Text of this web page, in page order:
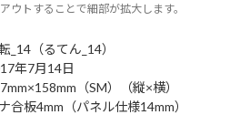
ウトすることで細部が拡大します。
_14（るてん_14）
年7月14日
（SM）（縦×横）
合板4mm（パネル仕様14mm）